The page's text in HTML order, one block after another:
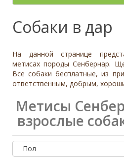
Средний
Тип
Семейная
Охотничья
Палевый
Серый
Дополнительные цвета
Черный
Белый
Коричневый
Палевый
Вес (кг)
Нет
Отношение к детям
Равнодушное
Отношение к кошкам
Доброжелательное
Равнодушное
Может проявить агрессию
Отношение к собакам
Доброжелательное
Равнодушное
Может проявить агрессию
- неважно -
Приучен к поводку
- неважно -
Дрессировка
Нет
- неважно -
Необычный окрас
Отдаётся в
- не уточнено -
Собаки в дар
На данной странице
метисах породы Сенбернар.
Все собаки бесплатные, из
ответственным, добрым,
Метисы
взрослые
Пол